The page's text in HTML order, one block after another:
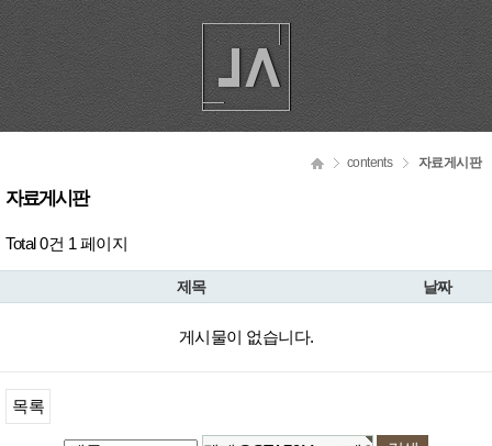
contents 자료게시판
자료게시판
Total 0건 1 페이지
제목 날짜
게시물이 없습니다.
목록